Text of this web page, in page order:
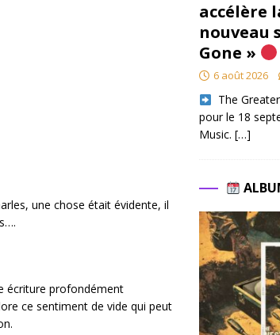
une chose était évidente, il
écriture profondément
ce sentiment de vide qui peut
accélère
nouveau
Gone »
6 août 2026
The
pour le 18
Music. […]